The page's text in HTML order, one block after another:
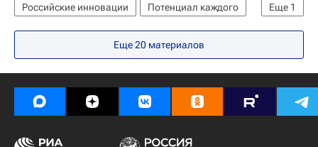
Еще 1
Российские инновации
Потенциал каждого
Институт содержания и методов обучения имени В.С. Леднева
Еще 20 материалов